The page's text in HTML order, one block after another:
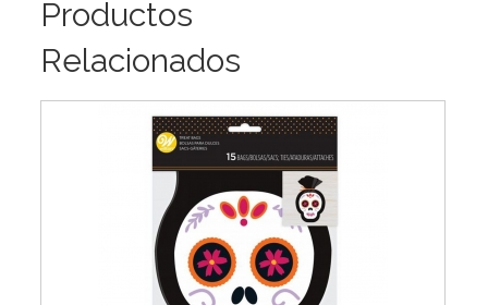
Productos
Relacionados